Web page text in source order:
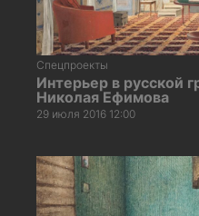
Спецпроекты
Интерьер в русской
Николая Ефимова
29 июля 2016 12:00